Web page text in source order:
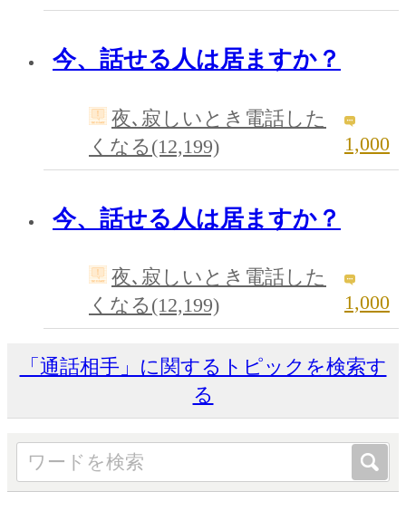
今、話せる人は居ますか？
夜､寂しいとき電話した
くなる(12,199)
1,000
今、話せる人は居ますか？
夜､寂しいとき電話した
くなる(12,199)
1,000
「通話相手」に関するトピックを検索す
る